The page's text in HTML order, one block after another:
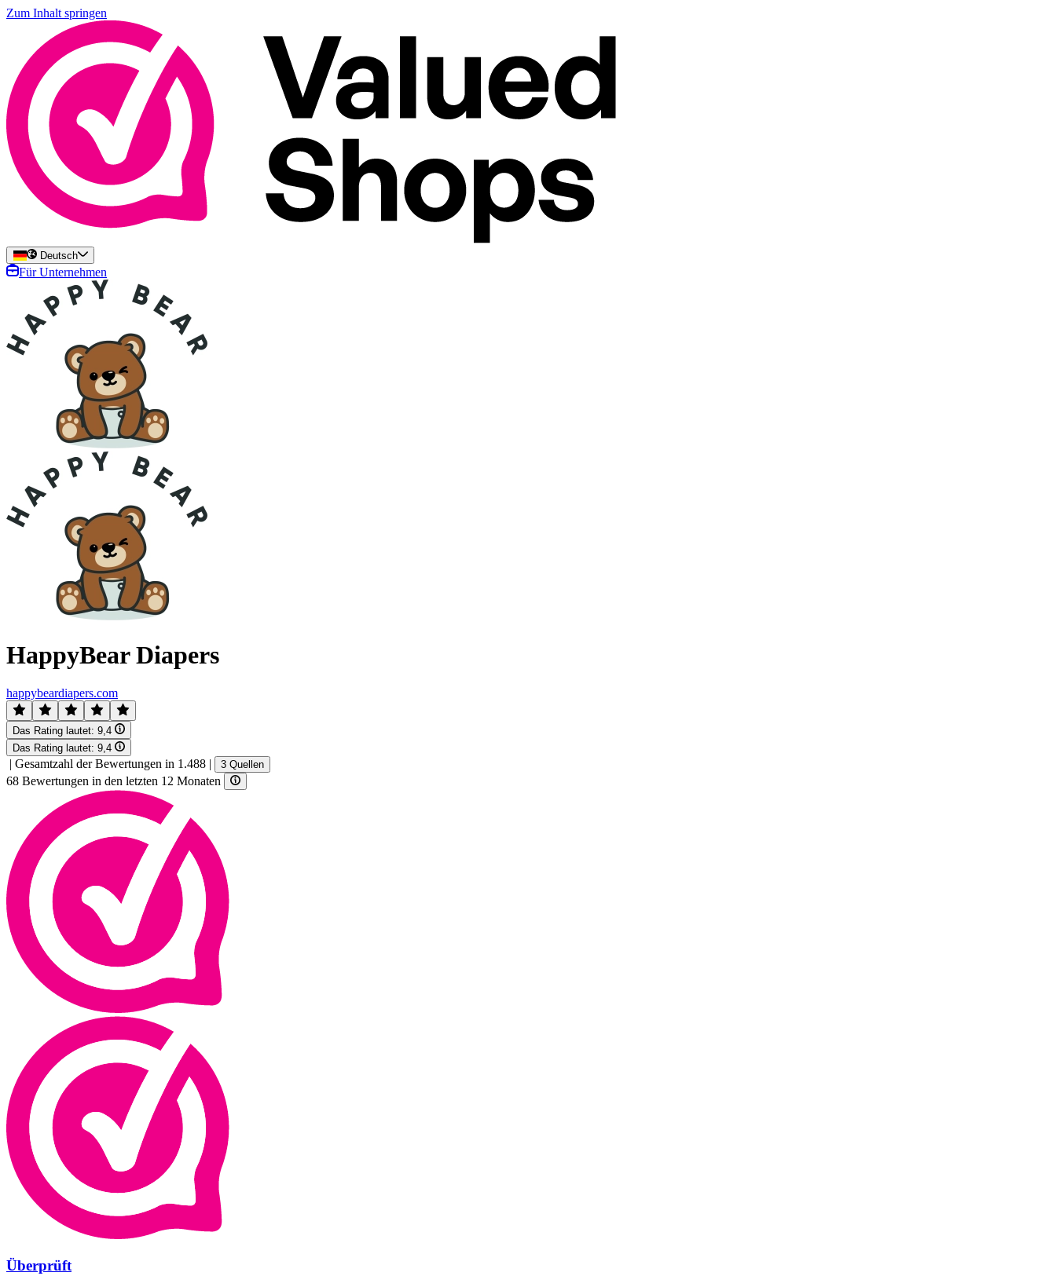
Zum Inhalt springen
Deutsch
Für Unternehmen
HappyBear Diapers
happybeardiapers.com
Das Rating lautet: 9,4
Das Rating lautet: 9,4
| Gesamtzahl der Bewertungen in 1.488 | 3 Quellen
68 Bewertungen in den letzten 12 Monaten
Überprüft